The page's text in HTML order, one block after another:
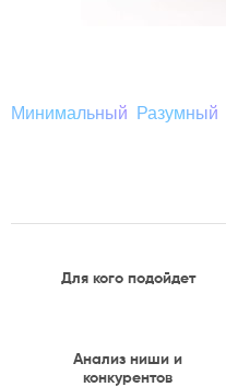
Минимальный Разумный
Для кого подойдет
Анализ ниши и
конкурентов